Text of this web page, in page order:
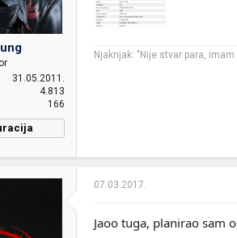
U2312HM
board
Cooler Master 690 II Adv.+
5,25" 4x USB3.0 front panel
Pure Power 12
GH24NSC0 - off
31.05.2011.
4.813
166
Intel i7 9700K@5GHz ft.
ROG Strix Z370-E
Njaknjak: "Nije stvar para,
07.03.2017.
Jaoo tuga, planirao sam